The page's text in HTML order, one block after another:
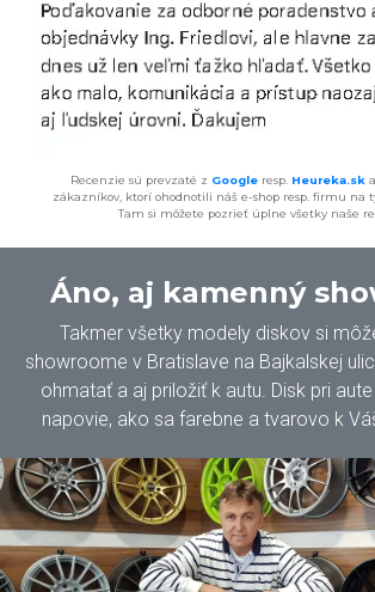
Recenzie sú prevzaté z Google resp. Heureka.sk
zákazníkov, ktorí ohodnotili náš e-shop resp. firmu na
Tam si môžete pozrieť úplne všetky naše
Áno, aj kamenný
Takmer všetky modely diskov si
showroome v Bratislave na Bajkalskej
ohmatať a aj priložiť k autu. Disk pri
napovie, ako sa farebne a tvarovo k